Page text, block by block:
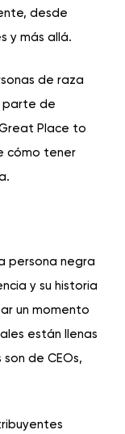
desde
y más allá.
de raza
parte de
Place to
cómo tener
persona negra
y su historia
un momento
están llenas
de CEOs,